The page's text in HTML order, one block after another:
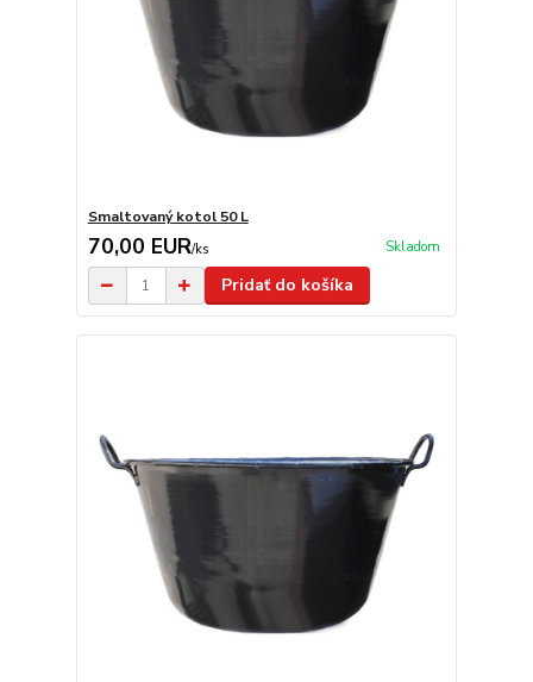
Smaltovaný kotol 50 L
70,00 EUR/ks Skladom
Pridať do košíka